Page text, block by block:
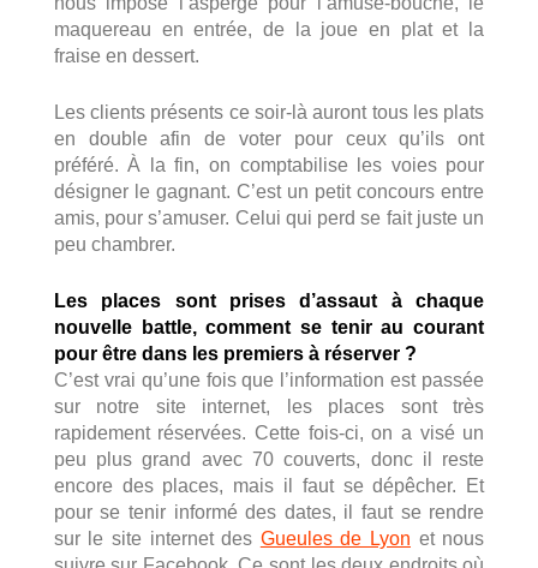
maquereau en entrée, de la joue en plat et la
fraise en dessert.
Les clients présents ce soir-là auront tous les plats
en double afin de voter pour ceux qu’ils ont
préféré. À la fin, on comptabilise les voies pour
désigner le gagnant. C’est un petit concours entre
amis, pour s’amuser. Celui qui perd se fait juste un
peu chambrer.
Les places sont prises d’assaut à chaque
nouvelle battle, comment se tenir au courant
pour être dans les premiers à réserver ?
C’est vrai qu’une fois que l’information est passée
sur notre site internet, les places sont très
rapidement réservées. Cette fois-ci, on a visé un
peu plus grand avec 70 couverts, donc il reste
encore des places, mais il faut se dépêcher. Et
pour se tenir informé des dates, il faut se rendre
sur le site internet des Gueules de Lyon et nous